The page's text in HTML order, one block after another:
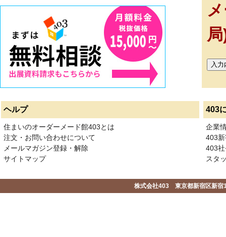
ヘルプ 403
住まいのオーダーメード館403とは
注文・お問い合わせについて
メールマガジン登録・解除
サイトマップ
企業
403
403
スタ
株式会社403 東京都新宿区新